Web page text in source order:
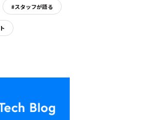
#スタッフが語る